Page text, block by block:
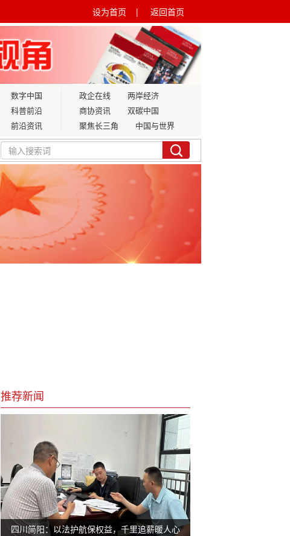
返回首页
设为首页 |
数字中国
科普前沿
前沿资讯
政企在线
两岸经济
商协资讯
双碳中国
聚焦长三角
中国与世界
推荐新闻
四川简阳：以法护航保权益，千里追薪暖人心